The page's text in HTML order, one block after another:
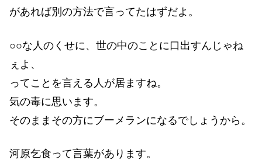
があれば別の方法で言ってたはずだよ。
○○な人のくせに、世の中のことに口出すんじゃね
ぇよ、
ってことを言える人が居ますね。
気の毒に思います。
そのままその方にブーメランになるでしょうから。
河原乞食って言葉があります。